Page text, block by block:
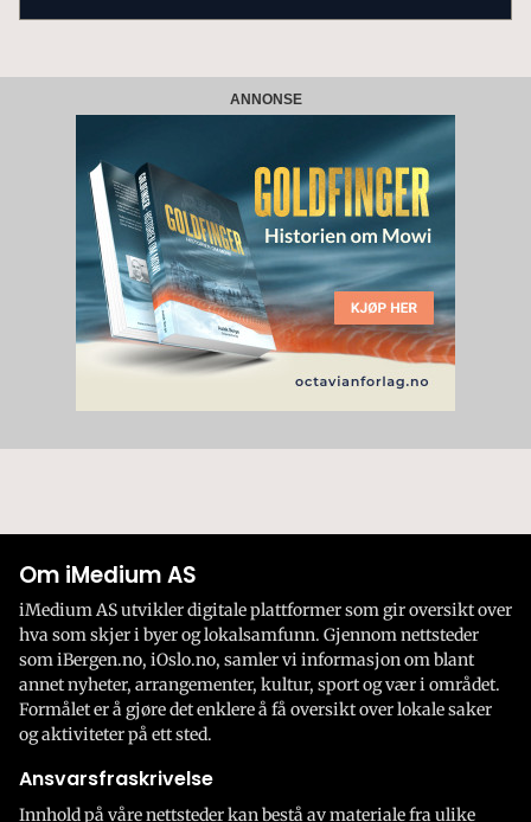
ANNONSE
Om iMedium AS
iMedium AS utvikler digitale plattformer som gir oversikt over
hva som skjer i byer og lokalsamfunn. Gjennom nettsteder
som iBergen.no, iOslo.no, samler vi informasjon om blant
annet nyheter, arrangementer, kultur, sport og vær i området.
Formålet er å gjøre det enklere å få oversikt over lokale saker
og aktiviteter på ett sted.
Ansvarsfraskrivelse
Innhold på våre nettsteder kan bestå av materiale fra ulike